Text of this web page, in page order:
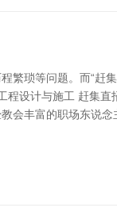
繁琐等问题。而“
设计与施工 赶集
会丰富的职场东说